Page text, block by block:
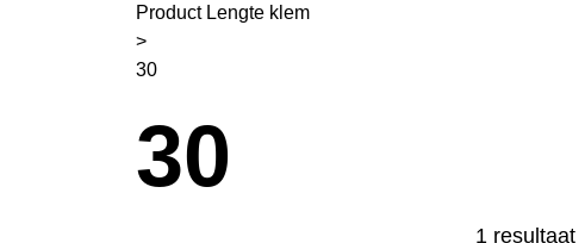
Product Lengte klem
>
30
30
1 resultaat